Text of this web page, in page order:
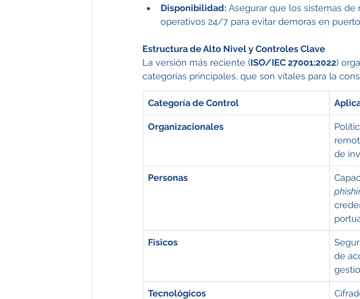
Disponibilidad: Asegurar que los sistemas
operativos 24/7 para evitar demoras en
Estructura de Alto Nivel y Controles Clave
La versión más reciente (ISO/IEC 27001:2022)
categorías principales, que son vitales para la
Categoría de Control
Organizacionales
de
Personas
Físicos
de
Tecnológicos